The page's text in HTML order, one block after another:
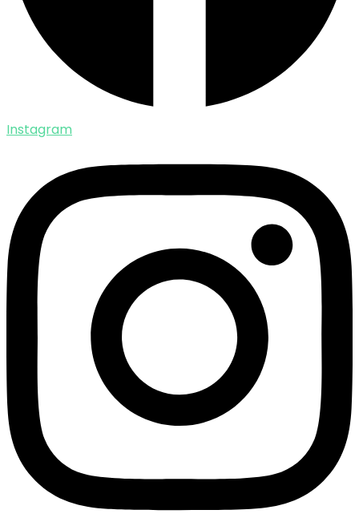
Instagram